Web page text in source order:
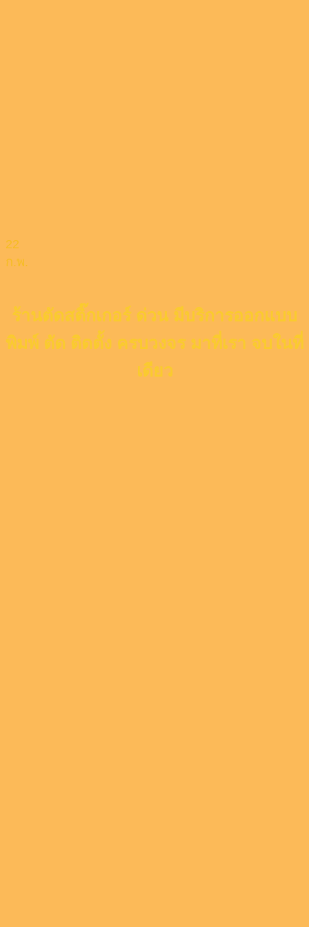
22
ก.พ.
ร้านตัดสติ๊กเกอร์ ด่วน มีบริการออกแบบ
พิมพ์ ตัด ติดตั้ง ครบวงจร มาที่เรา จบในที่
เดียว